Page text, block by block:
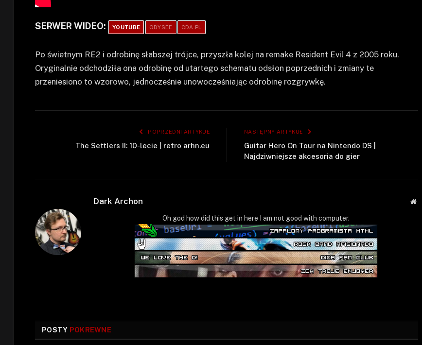
SERWER WIDEO: YOUTUBE ODYSEE CDA.PL
Po świetnym RE2 i odrobinę słabszej trójce, przyszła kolej na remake Resident Evil 4 z 2005 roku.
Oryginalnie odchodziła ona odrobinę od utartego schematu odsłon poprzednich i zmiany te
przeniesiono to wzorowo, jednocześnie unowocześniając odrobinę rozgrywkę.
POPRZEDNI ARTYKUŁ
The Settlers II: 10-lecie | retro arhn.eu
NASTĘPNY ARTYKUŁ
Guitar Hero On Tour na Nintendo DS |
Najdziwniejsze akcesoria do gier
Dark Archon
Oh god how did this get in here I am not good with computer.
POSTY POKREWNE